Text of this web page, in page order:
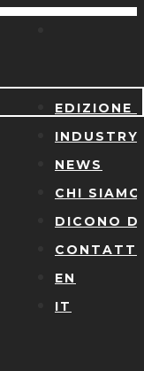
EDIZIONE
INDUSTRY
NEWS
CHI SIAMO
DICONO
CONTATTI
EN
IT